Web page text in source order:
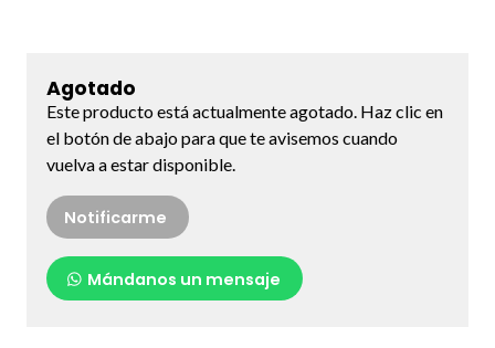
Agotado
Este producto está actualmente agotado. Haz clic en
el botón de abajo para que te avisemos cuando
vuelva a estar disponible.
Notificarme
Mándanos un mensaje